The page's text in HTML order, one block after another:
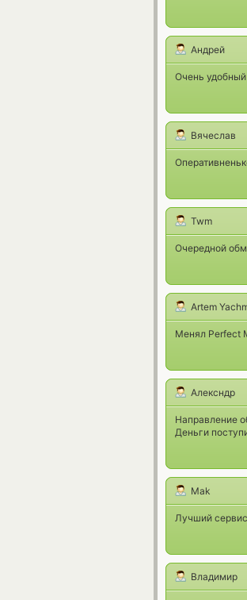
Андрей
Очень
Вячеслав
Twm
Очередной
Artem
Менял Perfect
Алексндр
Направление
Деньги
Mak
Лучший
Владимир